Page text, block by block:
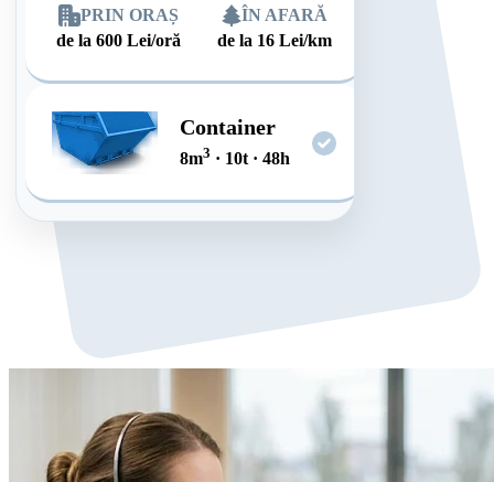
PRIN ORAȘ
de la600 Lei/oră
ÎN AFARĂ
de la 16 Lei/km
Container
8m3 · 10t · 48h